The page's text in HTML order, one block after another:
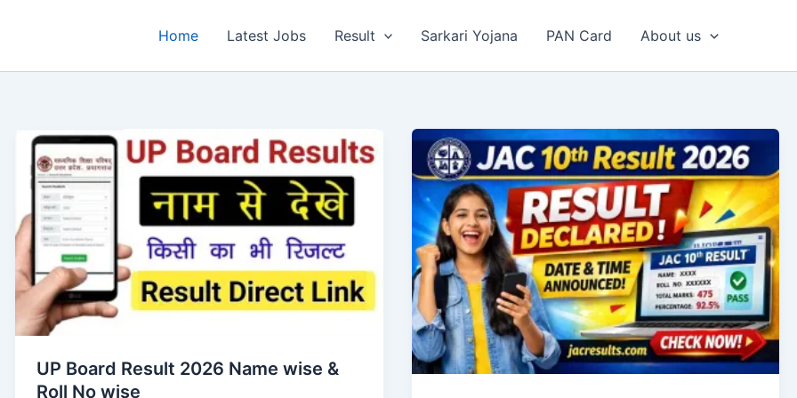
Home Latest Jobs Result Sarkari Yojana PAN Card About us
UP Board Result 2026 Name wise &
Roll No wise